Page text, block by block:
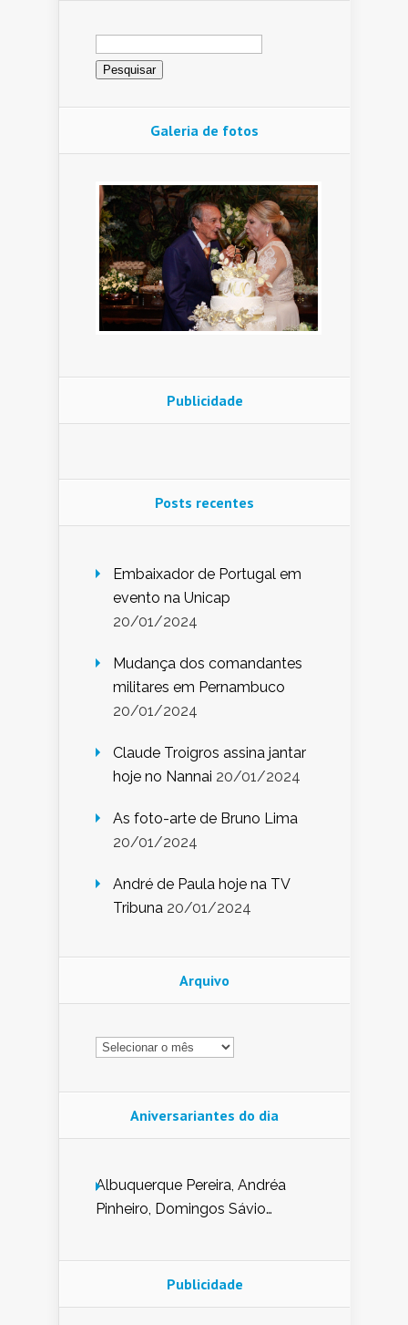
Pesquisar
por:
Galeria de fotos
Publicidade
Posts recentes
Embaixador de Portugal em
evento na Unicap
20/01/2024
Mudança dos comandantes
militares em Pernambuco
20/01/2024
Claude Troigros assina jantar
hoje no Nannai 20/01/2024
As foto-arte de Bruno Lima
20/01/2024
André de Paula hoje na TV
Tribuna 20/01/2024
Arquivo
Arquivo
Aniversariantes do dia
Albuquerque Pereira, Andréa
Pinheiro, Domingos Sávio
Nunes de Sena, Fátima Peixoto,
Glória Pereira, Kátia Mesel,
Publicidade